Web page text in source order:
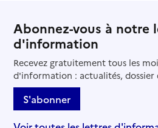
Abonnez-vous à notre
d'information
Recevez gratuitement tous les
d'information : actualités, dossier
S'abonner